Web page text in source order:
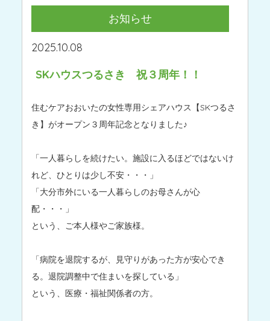
お知らせ
2025.10.08
SKハウスつるさき 祝３周年！！
住むケアおおいたの女性専用シェアハウス【SKつるさ
き】がオープン３周年記念となりました♪
「一人暮らしを続けたい。施設に入るほどではないけ
れど、ひとりは少し不安・・・」
「大分市外にいる一人暮らしのお母さんが心
配・・・」
という、ご本人様やご家族様。
「病院を退院するが、見守りがあった方が安心でき
る。退院調整中で住まいを探している」
という、医療・福祉関係者の方。